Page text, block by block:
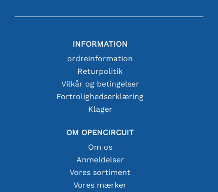
INFORMATION
ordreinformation
Returpolitik
Vilkår og betingelser
Fortrolighedserklæring
Klager
OM OPENCIRCUIT
Om os
Anmeldelser
Vores sortiment
Vores mærker